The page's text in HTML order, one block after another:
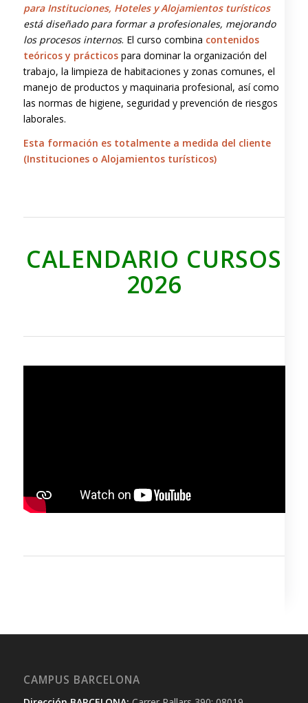
para Instituciones, Hoteles y Alojamientos turísticos
está diseñado para formar a profesionales, mejorando
los procesos internos. El curso combina contenidos
teóricos y prácticospara dominar la organización del
trabajo, la limpieza de habitaciones y zonas comunes, el
manejo de productos y maquinaria profesional, así como
las normas de higiene, seguridad y prevención de riesgos
laborales.
Esta formación es totalmente a medida del cliente
(Instituciones o Alojamientos turísticos)
CALENDARIO CURSOS
2026
CAMPUS BARCELONA